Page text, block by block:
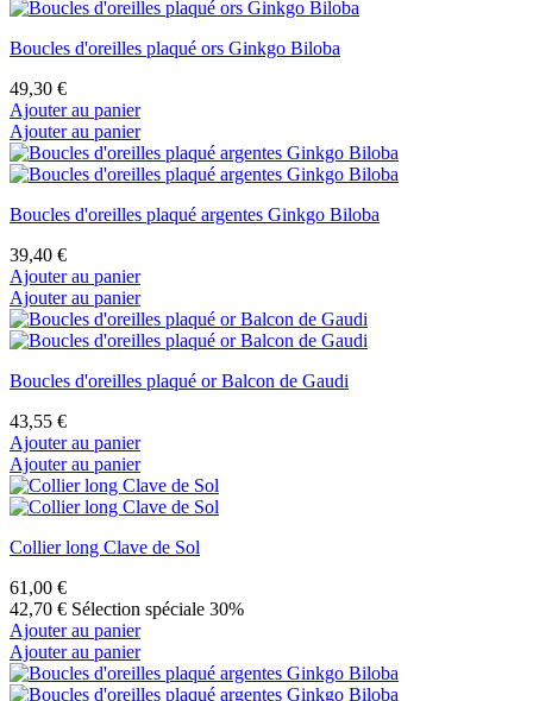
Boucles d'oreilles plaqué ors Ginkgo Biloba
49,30 €
Ajouter au panier
Ajouter au panier
Boucles d'oreilles plaqué argentes Ginkgo Biloba
39,40 €
Ajouter au panier
Ajouter au panier
Boucles d'oreilles plaqué or Balcon de Gaudi
43,55 €
Ajouter au panier
Ajouter au panier
Collier long Clave de Sol
61,00 €
42,70 € Sélection spéciale 30%
Ajouter au panier
Ajouter au panier